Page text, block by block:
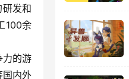
发和
100余
力的游
国内外